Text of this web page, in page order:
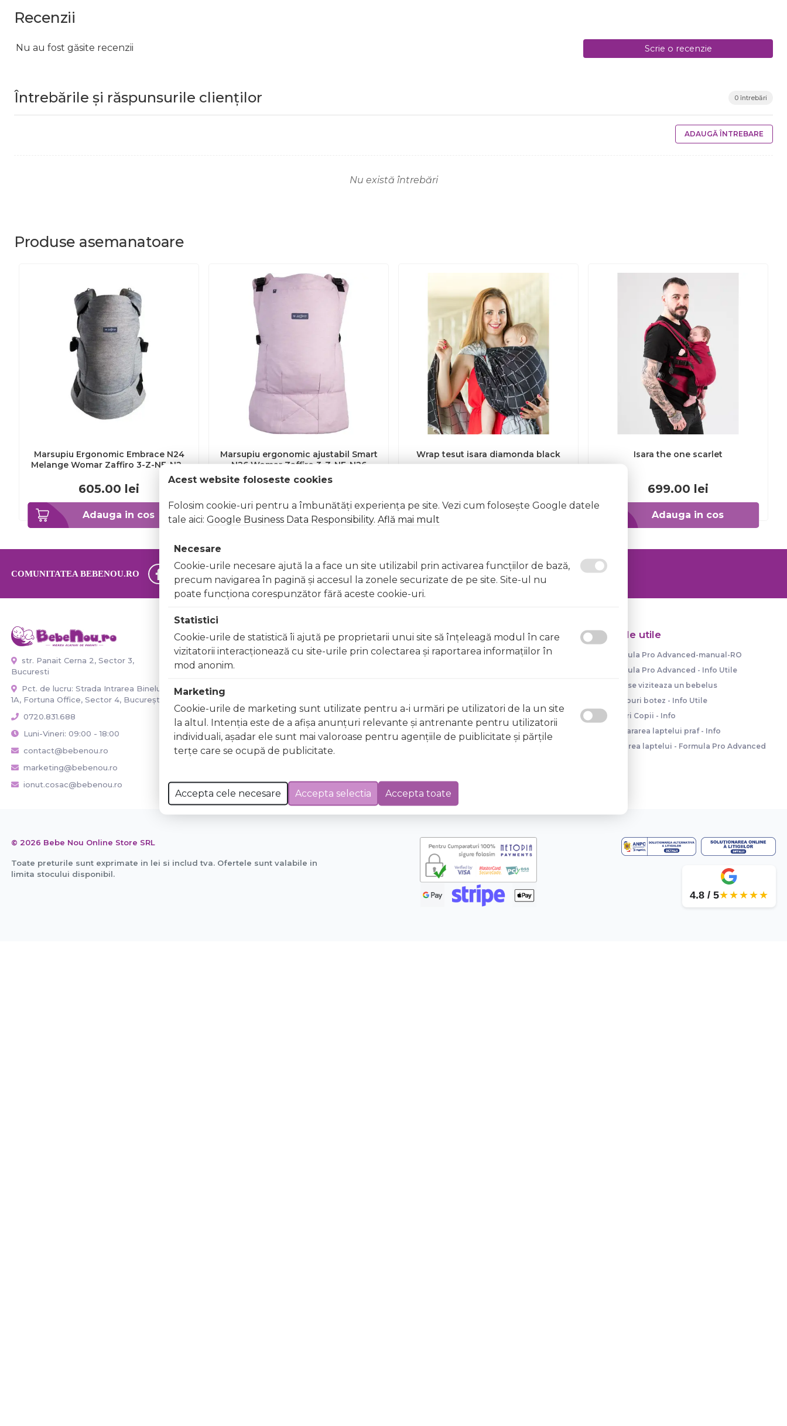
Recenzii
Nu au fost găsite recenzii Scrie o recenzie
Întrebările și răspunsurile clienților 0 întrebări
ADAUGĂ ÎNTREBARE
Nu există întrebări
Produse asemanatoare
Adauga in cos
Marsupiu Ergonomic Embrace N24
Melange Womar Zaffiro 3-Z-NE-N24
605.00 lei
Adauga in cos
Marsupiu ergonomic ajustabil Smart
N26 Womar Zaffiro 3-Z-NE-N26
BBJ3-Z-NE-N26_Melange pink
Adauga in cos
Wrap tesut isara diamonda black
Adauga in cos
Isara the one scarlet
699.00 lei
COMUNITATEA BEBENOU.RO
str. Panait Cerna 2, Sector 3,
Bucuresti
Pct. de lucru: Strada Intrarea Binelui
1A, Fortuna Office, Sector 4, București
0720.831.688
Luni-Vineri: 09:00 - 18:00
contact@bebenou.ro
marketing@bebenou.ro
ionut.cosac@bebenou.ro
Informaţii
Contact
Despre noi
Marturii clienti
Politica de confidentialitate
Suport clienti
Cum cumpar?
Devino partener
Intrebari frecvente
Platforma SOL
Articole utile
Formula Pro Advanced-manual-RO
Formula Pro Advanced - Info Utile
Cum se viziteaza un bebelus
Trusouri botez - Info Utile
Paturi Copii - Info
Prepararea laptelui praf - Info
Dozarea laptelui - Formula Pro Advanced
© 2026 Bebe Nou Online Store SRL
Toate preturile sunt exprimate in lei si includ tva. Ofertele sunt valabile in
limita stocului disponibil.
4.8 / 5★★★★★
Acest website foloseste cookies
Folosim cookie-uri pentru a îmbunătăți experiența pe site. Vezi cum folosește Google datele
tale aici: Google Business Data Responsibility. Află mai mult
Necesare
Cookie-urile necesare ajută la a face un site utilizabil prin activarea funcţiilor de bază,
precum navigarea în pagină şi accesul la zonele securizate de pe site. Site-ul nu
poate funcţiona corespunzător fără aceste cookie-uri.
Statistici
Cookie-urile de statistică îi ajută pe proprietarii unui site să înţeleagă modul în care
vizitatorii interacţionează cu site-urile prin colectarea şi raportarea informaţiilor în
mod anonim.
Marketing
Cookie-urile de marketing sunt utilizate pentru a-i urmări pe utilizatori de la un site
la altul. Intenţia este de a afişa anunţuri relevante şi antrenante pentru utilizatorii
individuali, aşadar ele sunt mai valoroase pentru agenţiile de puiblicitate şi părţile
terţe care se ocupă de publicitate.
Accepta cele necesare Accepta selectia Accepta toate